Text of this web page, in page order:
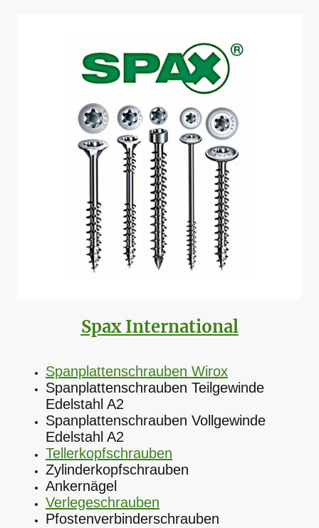
Spax International
Spanplattenschrauben Wirox
Spanplattenschrauben Teilgewinde
Edelstahl A2
Spanplattenschrauben Vollgewinde
Edelstahl A2
Tellerkopfschrauben
Zylinderkopfschrauben
Ankernägel
Verlegeschrauben
Pfostenverbinderschrauben